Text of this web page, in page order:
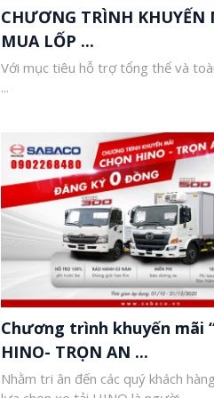
CHƯƠNG TRÌNH KHUYẾN
MUA LỐP ...
Với mục tiêu hỗ trợ tổng thể và
...
Chương trình khuyến mãi
HINO- TRỌN AN ...
Nhằm tri ân đến các quý khách